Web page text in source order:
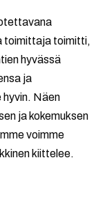
toimittaja toimitti,
hyvässä
ja
hyvin. Näen
ja kokemuksen
voimme
kiittelee.